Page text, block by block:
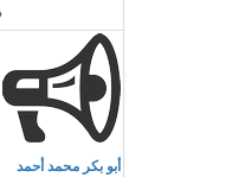
أبو بكر محمد أحمد